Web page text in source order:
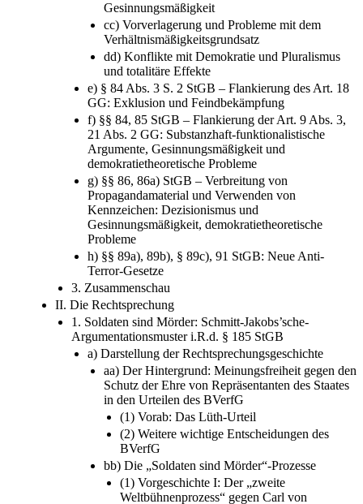
Gesinnungsmäßigkeit
cc) Vorverlagerung und Probleme mit dem
Verhältnismäßigkeitsgrundsatz
dd) Konflikte mit Demokratie und Pluralismus
und totalitäre Effekte
e) § 84 Abs. 3 S. 2 StGB – Flankierung des Art. 18
GG: Exklusion und Feindbekämpfung
f) §§ 84, 85 StGB – Flankierung der Art. 9 Abs. 3,
21 Abs. 2 GG: Substanzhaft-funktionalistische
Argumente, Gesinnungsmäßigkeit und
demokratietheoretische Probleme
g) §§ 86, 86a) StGB – Verbreitung von
Propagandamaterial und Verwenden von
Kennzeichen: Dezisionismus und
Gesinnungsmäßigkeit, demokratietheoretische
Probleme
h) §§ 89a), 89b), § 89c), 91 StGB: Neue Anti-
Terror-Gesetze
3. Zusammenschau
II. Die Rechtsprechung
1. Soldaten sind Mörder: Schmitt-Jakobs’sche-
Argumentationsmuster i.R.d. § 185 StGB
a) Darstellung der Rechtsprechungsgeschichte
aa) Der Hintergrund: Meinungsfreiheit gegen den
Schutz der Ehre von Repräsentanten des Staates
in den Urteilen des BVerfG
(1) Vorab: Das Lüth-Urteil
(2) Weitere wichtige Entscheidungen des
BVerfG
bb) Die „Soldaten sind Mörder“-Prozesse
(1) Vorgeschichte I: Der „zweite
Weltbühnenprozess“ gegen Carl von